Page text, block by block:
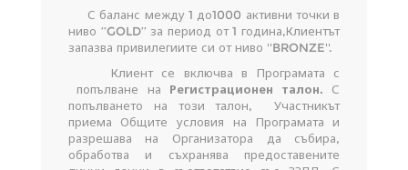
С баланс между 1 до1000 активни точки в
ниво ‘’GOLD’’ за период от 1 година,Клиентът
запазва привилегиите си от ниво ''BRONZE''.
Клиент се включва в Програмата с
попълване на Регистрационен талон. С
попълването на този талон, Участникът
приема Общите условия на Програмата и
разрешава на Организатора да събира,
обработва и съхранява предоставените